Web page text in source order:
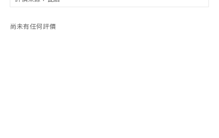
尚未有任何評價